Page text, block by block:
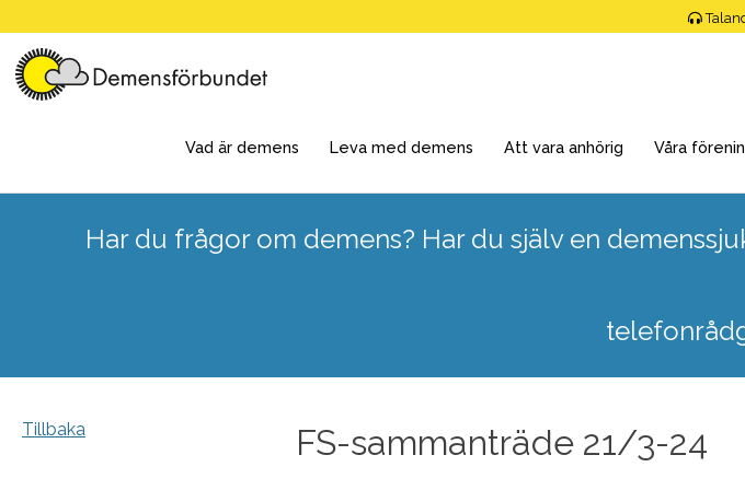
to
content
Vad är demens Leva med demens Att vara anhörig Våra
Har du frågor om demens? Har du själv en
Tillbaka FS-sammanträde 21/3-24